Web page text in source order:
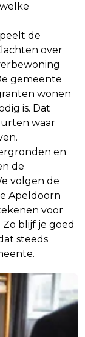
de
over
gemeente
wonen
is. Dat
waar
en
de
volgen de
Apeldoorn
voor
blijf je goed
steeds